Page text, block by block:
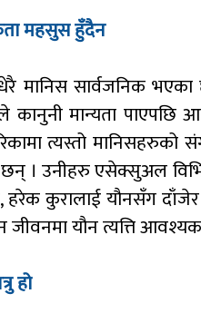
महसुस हुँदैन
धेरै मानिस सार्वजनिक
कानुनी मान्यता
त्यस्तो
। उनीहरु एसेक्सुअल
हरेक कुरालाई यौनसँग
यौन त्यत्ति
हो